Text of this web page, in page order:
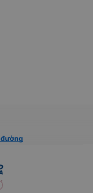
đường